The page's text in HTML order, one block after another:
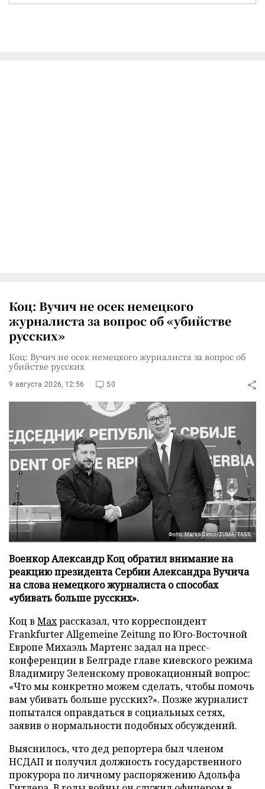
Коц: Вучич не осек немецкого
журналиста за вопрос об «убийстве
русских»
Коц: Вучич не осек немецкого журналиста за вопрос об
убийстве русских
9 августа 2026, 12:56 50
Фото: Marko Dimic/ZUMA/TASS
Военкор Александр Коц обратил внимание на
реакцию президента Сербии Александра Вучича
на слова немецкого журналиста о способах
«убивать больше русских».
Коц в Махрассказал, что корреспондент
Frankfurter Allgemeine Zeitung по Юго-Восточной
Европе Михаэль Мартенс задал на пресс-
конференции в Белграде главе киевского режима
Владимиру Зеленскому провокационный вопрос:
«Что мы конкретно можем сделать, чтобы помочь
вам убивать больше русских?». Позже журналист
попытался оправдаться в социальных сетях,
заявив о нормальности подобных обсуждений.
Выяснилось, что дед репортера был членом
НСДАП и получил должность государственного
прокурора по личному распоряжению Адольфа